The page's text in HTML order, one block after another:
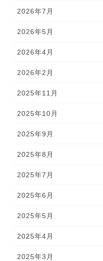
2026年7月
2026年5月
2026年4月
2026年2月
2025年11月
2025年10月
2025年9月
2025年8月
2025年7月
2025年6月
2025年5月
2025年4月
2025年3月